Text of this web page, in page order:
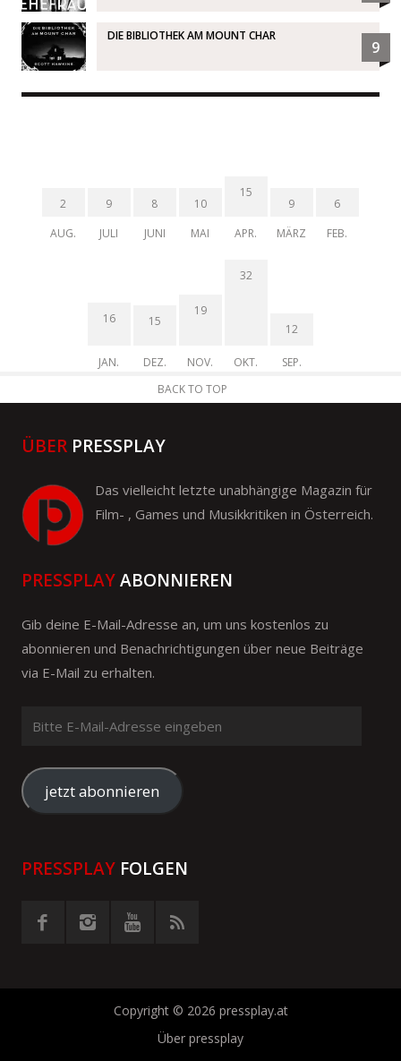
DIE BIBLIOTHEK AM MOUNT CHAR
9
2
AUG.
9
JULI
8
JUNI
10
MAI
15
APR.
9
MÄRZ
6
FEB.
16
JAN.
15
DEZ.
19
NOV.
32
OKT.
12
SEP.
BACK TO TOP
ÜBER PRESSPLAY
Das vielleicht letzte unabhängige Magazin für
Film- , Games und Musikkritiken in Österreich.
PRESSPLAYABONNIEREN
Gib deine E-Mail-Adresse an, um uns kostenlos zu
abonnieren und Benachrichtigungen über neue Beiträge
via E-Mail zu erhalten.
Mail-
Adresse
eingeben
jetzt abonnieren
PRESSPLAY FOLGEN
Copyright © 2026 pressplay.at
Über pressplay